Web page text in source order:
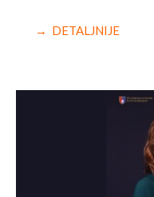
→ DETALJNIJE